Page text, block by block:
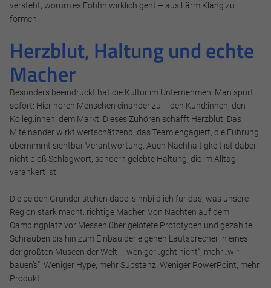
versteht, worum es Fohhn wirklich geht – aus Lärm Klang zu
formen.
Herzblut, Haltung und echte
Macher
Besonders beeindruckt hat die Kultur im Unternehmen. Man spürt
sofort: Hier hören Menschen einander zu – den Kund:innen, den
Kolleg:innen, dem Markt. Dieses Zuhören schafft Herzblut. Das
Miteinander wirkt wertschätzend, das Team engagiert, die Führung
übernimmt sichtbar Verantwortung. Auch Nachhaltigkeit ist dabei
nicht bloß Schlagwort, sondern gelebte Haltung, die im Alltag
verankert ist.
Die beiden Gründer stehen dabei sinnbildlich für das, was unsere
Region stark macht: richtige Macher. Von Nächten auf dem
Campingplatz vor Messen über gelötete Prototypen und gezählte
Schrauben bis hin zum Einbau der eigenen Lautsprecher in eines
der größten Museen der Welt – weniger „geht nicht“, mehr „wir
bauen’s“. Weniger Hype, mehr Substanz. Weniger PowerPoint, mehr
Produkt.
Marketing und Statistik
Marketing und Statistik Cookies werden verwendet, um
anonymes Tracking zu aktivieren. Hierbei werden können
anonymisierte Daten an eventuelle Drittanbieter
weitergeleitet.
Cookie Informationen anzeigen
Alle akzeptieren
Speichern
Ablehnen